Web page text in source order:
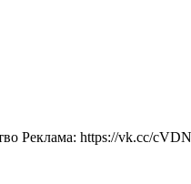
Реклама: https://vk.cc/